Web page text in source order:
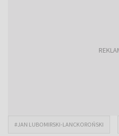
#JAN LUBOMIRSKI-LANCKOROŃSKI